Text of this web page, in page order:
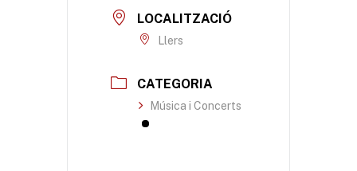
LOCALITZACIÓ
Llers
CATEGORIA
Música i Concerts